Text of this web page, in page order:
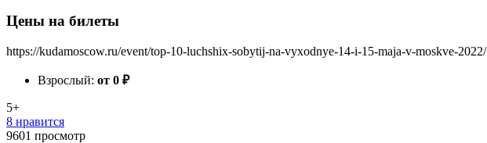
Цены на билеты
https://kudamoscow.ru/event/top-10-luchshix-sobytij-na-vyxodnye-14-i-15-maja-v-moskve-2022/
Взрослый: от 0 ₽
5+
8 нравится
9601 просмотр